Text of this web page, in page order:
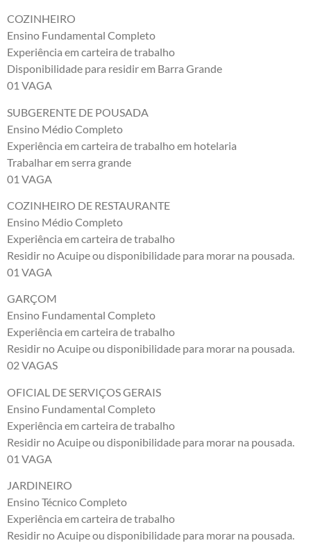
COZINHEIRO
Ensino Fundamental Completo
Experiência em carteira de trabalho
Disponibilidade para residir em Barra Grande
01 VAGA
SUBGERENTE DE POUSADA
Ensino Médio Completo
Experiência em carteira de trabalho em hotelaria
Trabalhar em serra grande
01 VAGA
COZINHEIRO DE RESTAURANTE
Ensino Médio Completo
Experiência em carteira de trabalho
Residir no Acuipe ou disponibilidade para morar na pousada.
01 VAGA
GARÇOM
Ensino Fundamental Completo
Experiência em carteira de trabalho
Residir no Acuipe ou disponibilidade para morar na pousada.
02 VAGAS
OFICIAL DE SERVIÇOS GERAIS
Ensino Fundamental Completo
Experiência em carteira de trabalho
Residir no Acuipe ou disponibilidade para morar na pousada.
01 VAGA
JARDINEIRO
Ensino Técnico Completo
Experiência em carteira de trabalho
Residir no Acuipe ou disponibilidade para morar na pousada.